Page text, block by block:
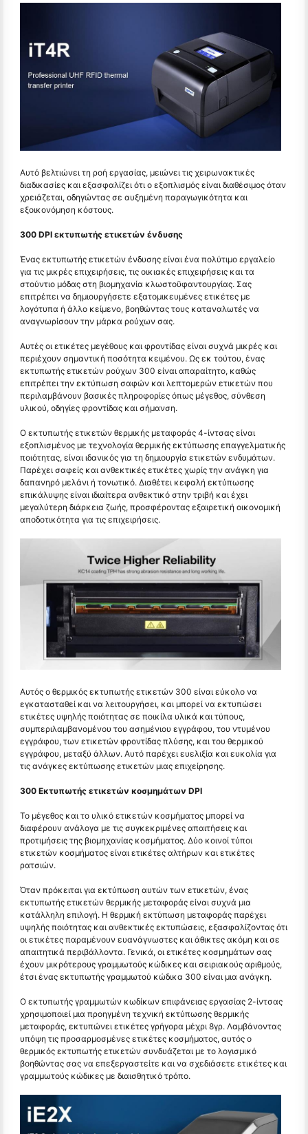
Αυτό βελτιώνει τη ροή εργασίας, μειώνει τις χειρωνακτικές
διαδικασίες και εξασφαλίζει ότι ο εξοπλισμός είναι διαθέσιμος όταν
χρειάζεται, οδηγώντας σε αυξημένη παραγωγικότητα και
εξοικονόμηση κόστους.
300 DPI εκτυπωτής ετικετών ένδυσης
Ένας εκτυπωτής ετικετών ένδυσης είναι ένα πολύτιμο εργαλείο
για τις μικρές επιχειρήσεις, τις οικιακές επιχειρήσεις και τα
στούντιο μόδας στη βιομηχανία κλωστοϋφαντουργίας. Σας
επιτρέπει να δημιουργήσετε εξατομικευμένες ετικέτες με
λογότυπα ή άλλο κείμενο, βοηθώντας τους καταναλωτές να
αναγνωρίσουν την μάρκα ρούχων σας.
Αυτές οι ετικέτες μεγέθους και φροντίδας είναι συχνά μικρές και
περιέχουν σημαντική ποσότητα κειμένου. Ως εκ τούτου, ένας
εκτυπωτής ετικετών ρούχων 300 είναι απαραίτητο, καθώς
επιτρέπει την εκτύπωση σαφών και λεπτομερών ετικετών που
περιλαμβάνουν βασικές πληροφορίες όπως μέγεθος, σύνθεση
υλικού, οδηγίες φροντίδας και σήμανση.
Ο εκτυπωτής ετικετών θερμικής μεταφοράς 4-ίντσας είναι
εξοπλισμένος με τεχνολογία θερμικής εκτύπωσης επαγγελματικής
ποιότητας, είναι ιδανικός για τη δημιουργία ετικετών ενδυμάτων.
Παρέχει σαφείς και ανθεκτικές ετικέτες χωρίς την ανάγκη για
δαπανηρό μελάνι ή τονωτικό. Διαθέτει κεφαλή εκτύπωσης
επικάλυψης είναι ιδιαίτερα ανθεκτικό στην τριβή και έχει
μεγαλύτερη διάρκεια ζωής, προσφέροντας εξαιρετική οικονομική
αποδοτικότητα για τις επιχειρήσεις.
Αυτός ο θερμικός εκτυπωτής ετικετών 300 είναι εύκολο να
εγκατασταθεί και να λειτουργήσει, και μπορεί να εκτυπώσει
ετικέτες υψηλής ποιότητας σε ποικίλα υλικά και τύπους,
συμπεριλαμβανομένου του ασημένιου εγγράφου, του ντυμένου
εγγράφου, των ετικετών φροντίδας πλύσης, και του θερμικού
εγγράφου, μεταξύ άλλων. Αυτό παρέχει ευελιξία και ευκολία για
τις ανάγκες εκτύπωσης ετικετών μιας επιχείρησης.
300 Εκτυπωτής ετικετών κοσμημάτων DPI
Το μέγεθος και το υλικό ετικετών κοσμήματος μπορεί να
διαφέρουν ανάλογα με τις συγκεκριμένες απαιτήσεις και
προτιμήσεις της βιομηχανίας κοσμήματος. Δύο κοινοί τύποι
ετικετών κοσμήματος είναι ετικέτες αλτήρων και ετικέτες
ρατσιών.
Όταν πρόκειται για εκτύπωση αυτών των ετικετών, ένας
εκτυπωτής ετικετών θερμικής μεταφοράς είναι συχνά μια
κατάλληλη επιλογή. Η θερμική εκτύπωση μεταφοράς παρέχει
υψηλής ποιότητας και ανθεκτικές εκτυπώσεις, εξασφαλίζοντας ότι
οι ετικέτες παραμένουν ευανάγνωστες και άθικτες ακόμη και σε
απαιτητικά περιβάλλοντα. Γενικά, οι ετικέτες κοσμημάτων σας
έχουν μικρότερους γραμμωτούς κώδικες και σειριακούς αριθμούς,
έτσι ένας εκτυπωτής γραμμωτού κώδικα 300 είναι μια ανάγκη.
Ο εκτυπωτής γραμμωτών κωδίκων επιφάνειας εργασίας 2-ίντσας
χρησιμοποιεί μια προηγμένη τεχνική εκτύπωσης θερμικής
μεταφοράς, εκτυπώνει ετικέτες γρήγορα μέχρι 8γρ. Λαμβάνοντας
υπόψη τις προσαρμοσμένες ετικέτες κοσμήματος, αυτός ο
θερμικός εκτυπωτής ετικετών συνδυάζεται με το λογισμικό
βοηθώντας σας να επεξεργαστείτε και να σχεδιάσετε ετικέτες και
γραμμωτούς κώδικες με διαισθητικό τρόπο.